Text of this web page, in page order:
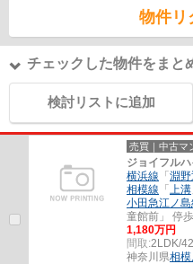
物件リ
チェックした物件をまと
検討リストに追加
売買｜中古マ
ジョイフル
横浜線 「 淵野
相模線 「 上溝
小田急江ノ島
童館前」 停
1,180万円
間取:2LDK/
神奈川県相